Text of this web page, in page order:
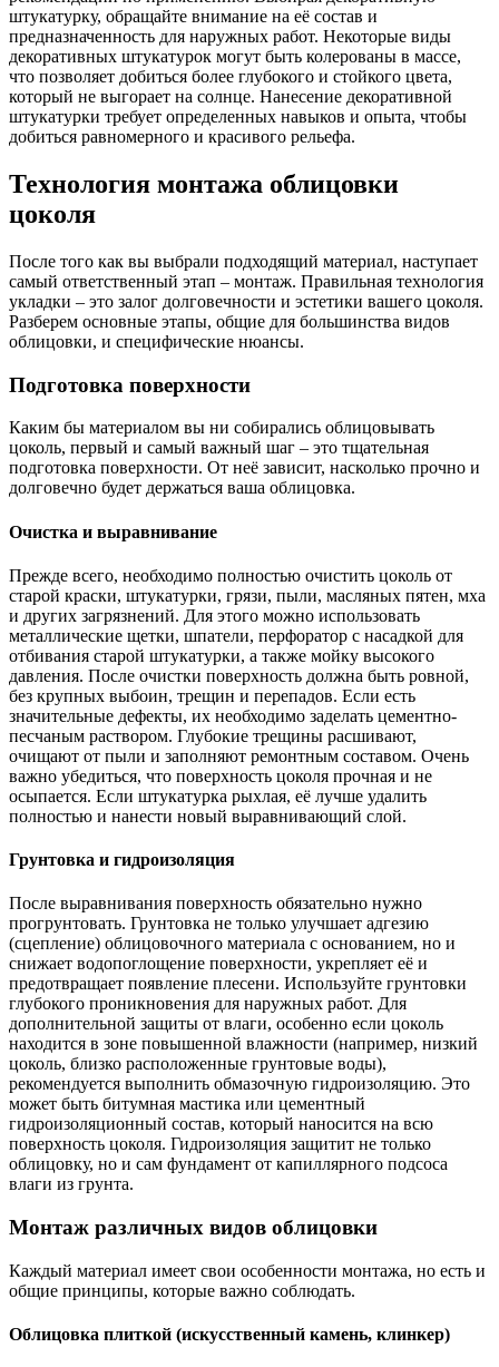
штукатурку, обращайте внимание на её состав и
предназначенность для наружных работ. Некоторые виды
декоративных штукатурок могут быть колерованы в массе,
что позволяет добиться более глубокого и стойкого цвета,
который не выгорает на солнце. Нанесение декоративной
штукатурки требует определенных навыков и опыта, чтобы
добиться равномерного и красивого рельефа.
Технология монтажа облицовки
цоколя
После того как вы выбрали подходящий материал, наступает
самый ответственный этап – монтаж. Правильная технология
укладки – это залог долговечности и эстетики вашего цоколя.
Разберем основные этапы, общие для большинства видов
облицовки, и специфические нюансы.
Подготовка поверхности
Каким бы материалом вы ни собирались облицовывать
цоколь, первый и самый важный шаг – это тщательная
подготовка поверхности. От неё зависит, насколько прочно и
долговечно будет держаться ваша облицовка.
Очистка и выравнивание
Прежде всего, необходимо полностью очистить цоколь от
старой краски, штукатурки, грязи, пыли, масляных пятен, мха
и других загрязнений. Для этого можно использовать
металлические щетки, шпатели, перфоратор с насадкой для
отбивания старой штукатурки, а также мойку высокого
давления. После очистки поверхность должна быть ровной,
без крупных выбоин, трещин и перепадов. Если есть
значительные дефекты, их необходимо заделать цементно-
песчаным раствором. Глубокие трещины расшивают,
очищают от пыли и заполняют ремонтным составом. Очень
важно убедиться, что поверхность цоколя прочная и не
осыпается. Если штукатурка рыхлая, её лучше удалить
полностью и нанести новый выравнивающий слой.
Грунтовка и гидроизоляция
После выравнивания поверхность обязательно нужно
прогрунтовать. Грунтовка не только улучшает адгезию
(сцепление) облицовочного материала с основанием, но и
снижает водопоглощение поверхности, укрепляет её и
предотвращает появление плесени. Используйте грунтовки
глубокого проникновения для наружных работ. Для
дополнительной защиты от влаги, особенно если цоколь
находится в зоне повышенной влажности (например, низкий
цоколь, близко расположенные грунтовые воды),
рекомендуется выполнить обмазочную гидроизоляцию. Это
может быть битумная мастика или цементный
гидроизоляционный состав, который наносится на всю
поверхность цоколя. Гидроизоляция защитит не только
облицовку, но и сам фундамент от капиллярного подсоса
влаги из грунта.
Монтаж различных видов облицовки
Каждый материал имеет свои особенности монтажа, но есть и
общие принципы, которые важно соблюдать.
Облицовка плиткой (искусственный камень, клинкер)